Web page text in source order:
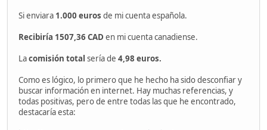
Si enviara 1.000 euros de mi cuenta española.
Recibiría 1507,36 CAD en mi cuenta canadiense.
Lacomisión total sería de 4,98 euros.
Como es lógico, lo primero que he hecho ha sido desconfiar y
buscar información en internet. Hay muchas referencias, y
todas positivas, pero de entre todas las que he encontrado,
destacaría esta: